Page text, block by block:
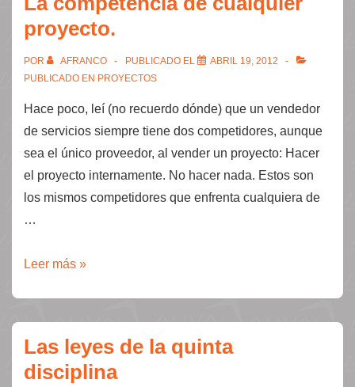
Ok.
¿Antes
cuándo
terminas?
proyecto.
POR AFRANCO PUBLICADO EL
ABRIL 19, 2012
PUBLICADO EN PROYECTOS
Hace poco, leí (no recuerdo dónde) que un vendedor
de servicios siempre tiene dos competidores, aunque
sea el único proveedor, al vender un proyecto: Hacer
el proyecto internamente. No hacer nada. Estos son
los mismos competidores que enfrenta cualquiera de
…
La
proyecto.
Leer más »
Las leyes de la quinta
disciplina